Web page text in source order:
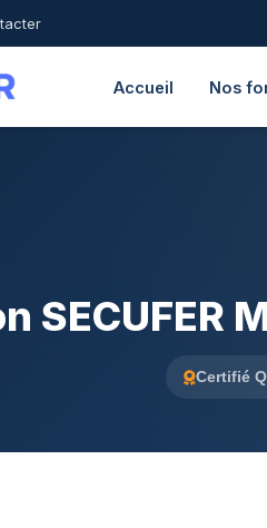
Accueil Nos
SECUFER
Certifié